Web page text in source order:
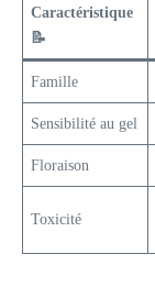
Caractéristique
📝
Famille
Sensibilité au gel
Floraison
Toxicité